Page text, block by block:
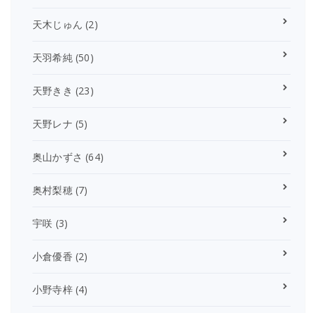
天木じゅん (2)
天羽希純(50)
天野きき (23)
天野レナ (5)
奥山かずさ (64)
奥村梨穂(7)
宇咲 (3)
小倉優香 (2)
小野寺梓(4)